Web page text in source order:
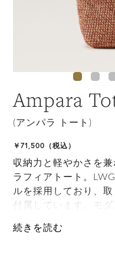
Ampara
(アンパラ トート)
￥71,500（税込）
収納力と軽やかさを
ラフィアトート。
ルを採用しており、
付属しています。モ
に欠かせないアイテム